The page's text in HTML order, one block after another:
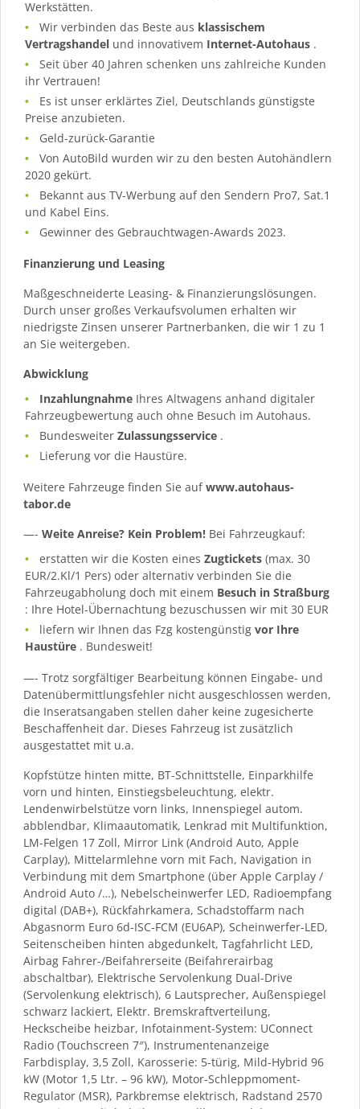
Werkstätten.
Wir verbinden das Beste aus klassischem
Vertragshandel und innovativem Internet-Autohaus .
Seit über 40 Jahren schenken uns zahlreiche Kunden
ihr Vertrauen!
Es ist unser erklärtes Ziel, Deutschlands günstigste
Preise anzubieten.
Geld-zurück-Garantie
Von AutoBild wurden wir zu den besten Autohändlern
2020 gekürt.
Bekannt aus TV-Werbung auf den Sendern Pro7, Sat.1
und Kabel Eins.
Gewinner des Gebrauchtwagen-Awards 2023.
Finanzierung und Leasing
Maßgeschneiderte Leasing- & Finanzierungslösungen.
Durch unser großes Verkaufsvolumen erhalten wir
niedrigste Zinsen unserer Partnerbanken, die wir 1 zu 1
an Sie weitergeben.
Abwicklung
Inzahlungnahme Ihres Altwagens anhand digitaler
Fahrzeugbewertung auch ohne Besuch im Autohaus.
BundesweiterZulassungsservice .
Lieferung vor die Haustüre.
Weitere Fahrzeuge finden Sie aufwww.autohaus-
tabor.de
—- Weite Anreise? Kein Problem! Bei Fahrzeugkauf:
erstatten wir die Kosten einesZugtickets(max. 30
EUR/2.Kl/1 Pers) oder alternativ verbinden Sie die
Fahrzeugabholung doch mit einem Besuch in Straßburg
: Ihre Hotel-Übernachtung bezuschussen wir mit 30 EUR
liefern wir Ihnen das Fzg kostengünstigvor Ihre
Haustüre . Bundesweit!
—- Trotz sorgfältiger Bearbeitung können Eingabe- und
Datenübermittlungsfehler nicht ausgeschlossen werden,
die Inseratsangaben stellen daher keine zugesicherte
Beschaffenheit dar. Dieses Fahrzeug ist zusätzlich
ausgestattet mit u.a.
Kopfstütze hinten mitte, BT-Schnittstelle, Einparkhilfe
vorn und hinten, Einstiegsbeleuchtung, elektr.
Lendenwirbelstütze vorn links, Innenspiegel autom.
abblendbar, Klimaautomatik, Lenkrad mit Multifunktion,
LM-Felgen 17 Zoll, Mirror Link (Android Auto, Apple
Carplay), Mittelarmlehne vorn mit Fach, Navigation in
Verbindung mit dem Smartphone (über Apple Carplay /
Android Auto /…), Nebelscheinwerfer LED, Radioempfang
digital (DAB+), Rückfahrkamera, Schadstoffarm nach
Abgasnorm Euro 6d-ISC-FCM (EU6AP), Scheinwerfer-LED,
Seitenscheiben hinten abgedunkelt, Tagfahrlicht LED,
Airbag Fahrer-/Beifahrerseite (Beifahrerairbag
abschaltbar), Elektrische Servolenkung Dual-Drive
(Servolenkung elektrisch), 6 Lautsprecher, Außenspiegel
schwarz lackiert, Elektr. Bremskraftverteilung,
Heckscheibe heizbar, Infotainment-System: UConnect
Radio (Touchscreen 7″), Instrumentenanzeige
Farbdisplay, 3,5 Zoll, Karosserie: 5-türig, Mild-Hybrid 96
kW (Motor 1,5 Ltr. – 96 kW), Motor-Schleppmoment-
Regulator (MSR), Parkbremse elektrisch, Radstand 2570